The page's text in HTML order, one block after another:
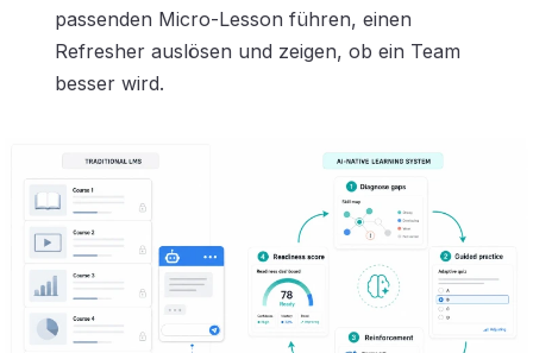
passenden Micro-Lesson führen, einen
Refresher auslösen und zeigen, ob ein Team
besser wird.